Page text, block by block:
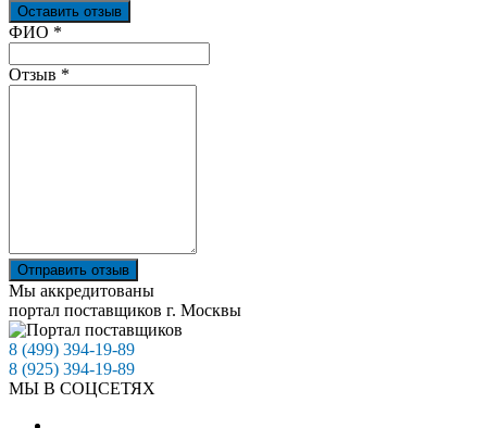
Оставить отзыв
Ваш отзыв был отправлен!
ФИО *
Отзыв *
Отправить отзыв
Мы аккредитованы
портал поставщиков г. Москвы
8 (499) 394-19-89
8 (925) 394-19-89
МЫ В СОЦСЕТЯХ